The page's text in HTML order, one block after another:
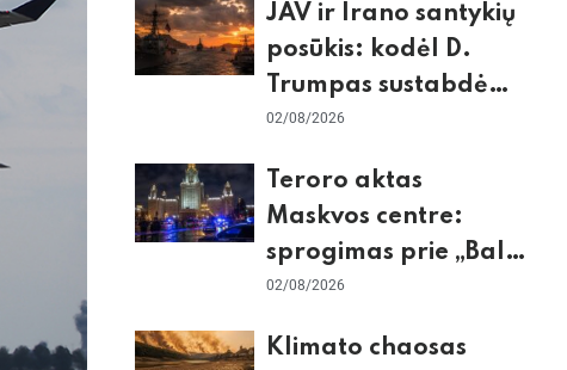
nerimas dėl sienos
JAV ir Irano santykių
posūkis: kodėl D.
Trumpas sustabdė
smūgius ir kuo
ekonomika
02/08/2026
Teroro aktas
Maskvos centre:
sprogimas prie „Balzi
Rossi“ restorano,
tikrieji taikiniai
02/08/2026
Klimato chaosas